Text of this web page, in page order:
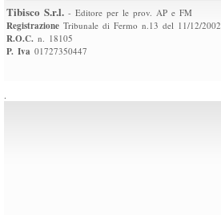
Tibisco S.r.l. - Editore per le prov. AP e FM
Registrazione Tribunale di Fermo n.13 del 11/12/2002
R.O.C. n. 18105
P. Iva 01727350447
.